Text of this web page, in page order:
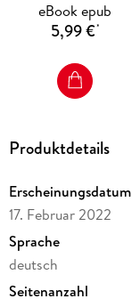
Wie schön du bist
eBook epub
5,99 €*
Produktdetails
Erscheinungsdatum
17. Februar 2022
Sprache
deutsch
Seitenanzahl